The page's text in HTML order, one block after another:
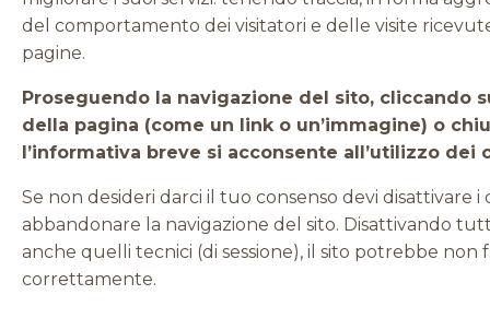
del comportamento dei visitatori e delle visite
pagine.
Proseguendo la navigazione del sito, cliccando
della pagina (come un link o un’immagine) o
l’informativa breve si acconsente all’utilizzo dei
Se non desideri darci il tuo consenso devi disattivare i
abbandonare la navigazione del sito. Disattivando
anche quelli tecnici (di sessione), il sito potrebbe non
correttamente.